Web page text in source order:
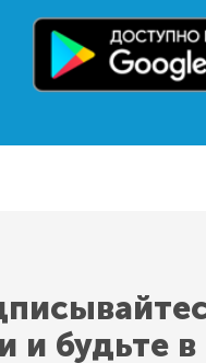
и будьте